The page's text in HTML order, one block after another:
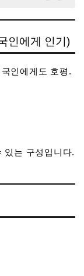
인에게 인기)
인에게도 호평.
있는 구성입니다.